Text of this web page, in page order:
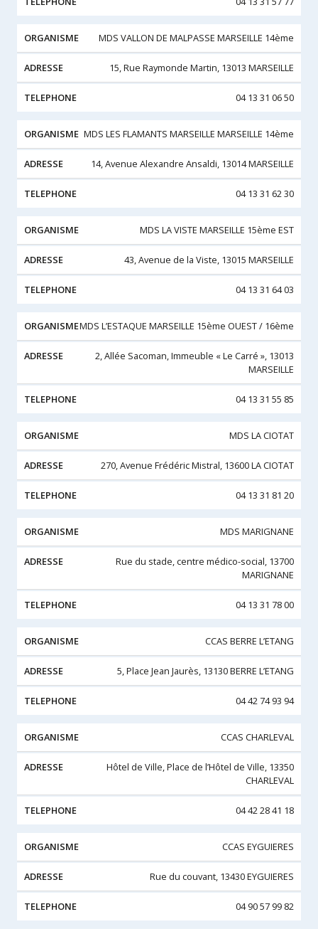
MDS VALLON DE MALPASSE MARSEILLE 14ème
15, Rue Raymonde Martin, 13013 MARSEILLE
04 13 31 06 50
MDS LES FLAMANTS MARSEILLE MARSEILLE 14ème
14, Avenue Alexandre Ansaldi, 13014 MARSEILLE
04 13 31 62 30
MDS LA VISTE MARSEILLE 15ème EST
43, Avenue de la Viste, 13015 MARSEILLE
04 13 31 64 03
MDS L’ESTAQUE MARSEILLE 15ème OUEST / 16ème
2, Allée Sacoman, Immeuble « Le Carré », 13013
MARSEILLE
04 13 31 55 85
MDS LA CIOTAT
270, Avenue Frédéric Mistral, 13600 LA CIOTAT
04 13 31 81 20
MDS MARIGNANE
Rue du stade, centre médico-social, 13700
MARIGNANE
04 13 31 78 00
CCAS BERRE L’ETANG
5, Place Jean Jaurès, 13130 BERRE L’ETANG
04 42 74 93 94
CCAS CHARLEVAL
Hôtel de Ville, Place de l’Hôtel de Ville, 13350
CHARLEVAL
04 42 28 41 18
CCAS EYGUIERES
Rue du couvant, 13430 EYGUIERES
04 90 57 99 82